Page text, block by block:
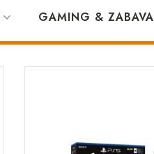
GAMING & ZABAVA